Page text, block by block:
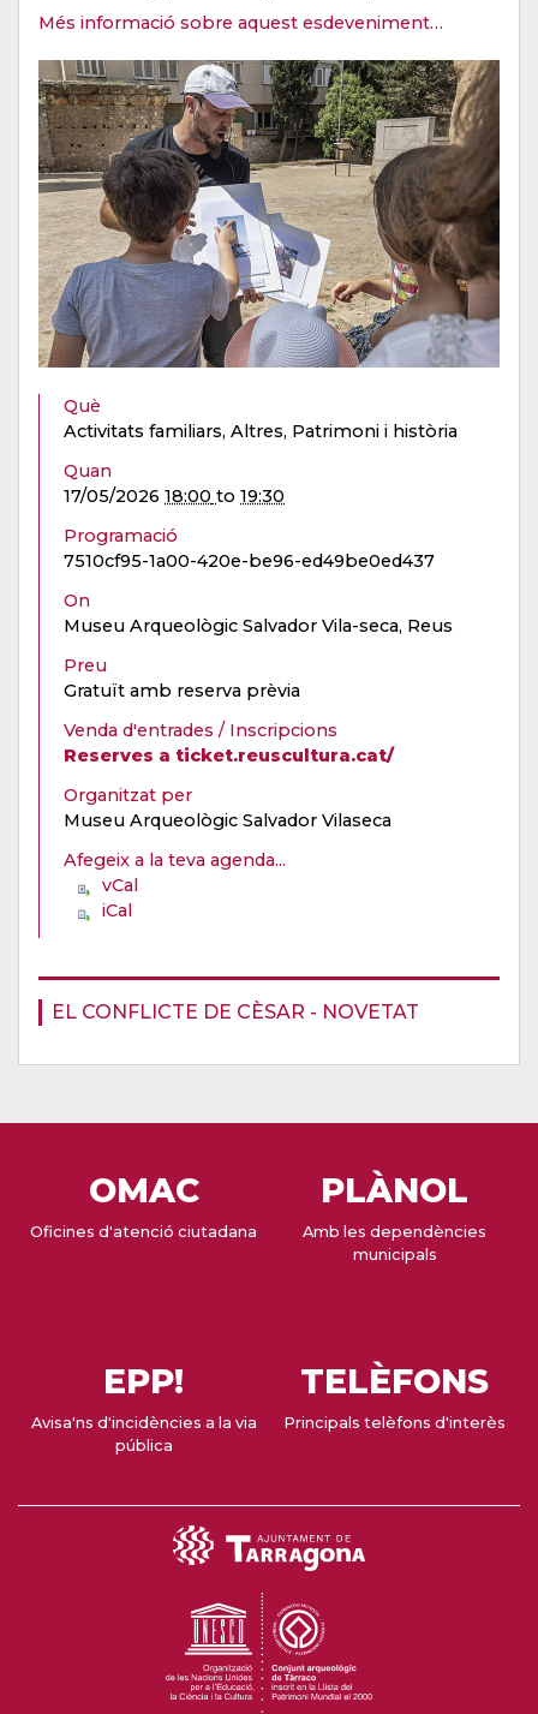
EL CONFLICTE DE CÈSAR - NOVETAT
Més informació sobre aquest esdeveniment…
Què
Activitats familiars, Altres, Patrimoni i història
Quan
17/05/2026 18:00 to 19:30
Programació
7510cf95-1a00-420e-be96-ed49be0ed437
On
Museu Arqueològic Salvador Vila-seca, Reus
Preu
Gratuït amb reserva prèvia
Venda d'entrades / Inscripcions
Reserves a ticket.reuscultura.cat/
Organitzat per
Museu Arqueològic Salvador Vilaseca
Afegeix a la teva agenda...
vCal
iCal
OMAC
Oficines d'atenció ciutadana
PLÀNOL
Amb les dependències
municipals
EPP!
Avisa'ns d'incidències a la via
pública
TELÈFONS
Principals telèfons d'interès